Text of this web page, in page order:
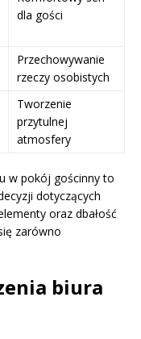
dla gości
Przechowywanie
rzeczy osobistych
Tworzenie
przytulnej
atmosfery
w pokój gościnny to
dotyczących
oraz dbałość
zarówno
biura